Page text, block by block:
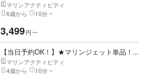
マリンアクティビティ
6歳から
10分 ~
3,499円 〜
【当日予約OK！】★マリンジェット単品！...
マリンアクティビティ
4歳から
10分 ~